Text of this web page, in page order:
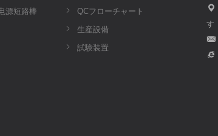
源短路棒
QCフローチャート
生産設備
試験装置
す